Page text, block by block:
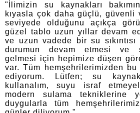
"İlimizin su kaynakları
kıyasla çok daha güçlü,
seviyede olduğunu açıkça
güzel tablo uzun yıllar devam
ve uzun vadede bir su
durumun devam etmesi ve
gelmesi için hepimize düşen
var. Tüm hemşehrilerimizden
ediyorum. Lütfen; su
kullanalım, suyu israf
modern sulama tekniklerine
duygularla tüm